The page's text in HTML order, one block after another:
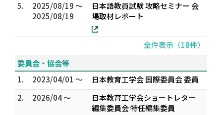
5.
2025/08/19 ～
2025/08/19
日本語教員試験 攻略セミナー 会
場取材レポート
全件表示（18件）
委員会・協会等
1.
2023/04/01 ～
日本教育工学会 国際委員会 委員
2.
2026/04 ～
日本教育工学会ショートレター
編集委員会 特任編集委員